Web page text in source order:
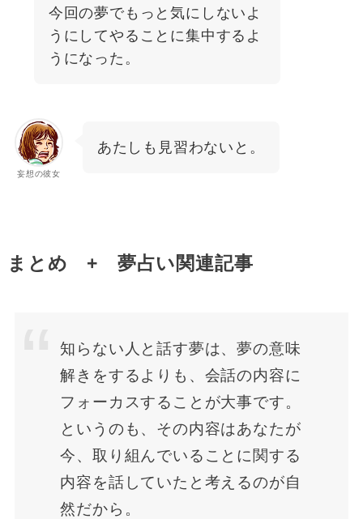
今回の夢でもっと気にしないよ
うにしてやることに集中するよ
うになった。
妄想の彼女
あたしも見習わないと。
まとめ + 夢占い関連記事
知らない人と話す夢は、夢の意味
解きをするよりも、会話の内容に
フォーカスすることが大事です。
というのも、その内容はあなたが
今、取り組んでいることに関する
内容を話していたと考えるのが自
然だから。